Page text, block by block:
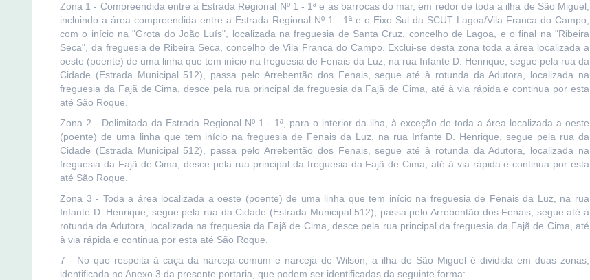
Zona 1 - Compreendida entre a Estrada Regional Nº 1 - 1ª e as barrocas do mar, em redor de toda a ilha de São Miguel,
incluindo a área compreendida entre a Estrada Regional Nº 1 - 1ª e o Eixo Sul da SCUT Lagoa/Vila Franca do Campo,
com o início na "Grota do João Luís", localizada na freguesia de Santa Cruz, concelho de Lagoa, e o final na "Ribeira
Seca", da freguesia de Ribeira Seca, concelho de Vila Franca do Campo. Exclui-se desta zona toda a área localizada a
oeste (poente) de uma linha que tem início na freguesia de Fenais da Luz, na rua Infante D. Henrique, segue pela rua da
Cidade (Estrada Municipal 512), passa pelo Arrebentão dos Fenais, segue até à rotunda da Adutora, localizada na
freguesia da Fajã de Cima, desce pela rua principal da freguesia da Fajã de Cima, até à via rápida e continua por esta
até São Roque.
Zona 2 - Delimitada da Estrada Regional Nº 1 - 1ª, para o interior da ilha, à exceção de toda a área localizada a oeste
(poente) de uma linha que tem início na freguesia de Fenais da Luz, na rua Infante D. Henrique, segue pela rua da
Cidade (Estrada Municipal 512), passa pelo Arrebentão dos Fenais, segue até à rotunda da Adutora, localizada na
freguesia da Fajã de Cima, desce pela rua principal da freguesia da Fajã de Cima, até à via rápida e continua por esta
até São Roque.
Zona 3 - Toda a área localizada a oeste (poente) de uma linha que tem início na freguesia de Fenais da Luz, na rua
Infante D. Henrique, segue pela rua da Cidade (Estrada Municipal 512), passa pelo Arrebentão dos Fenais, segue até à
rotunda da Adutora, localizada na freguesia da Fajã de Cima, desce pela rua principal da freguesia da Fajã de Cima, até
à via rápida e continua por esta até São Roque.
7 - No que respeita à caça da narceja-comum e narceja de Wilson, a ilha de São Miguel é dividida em duas zonas,
identificada no Anexo 3 da presente portaria, que podem ser identificadas da seguinte forma: